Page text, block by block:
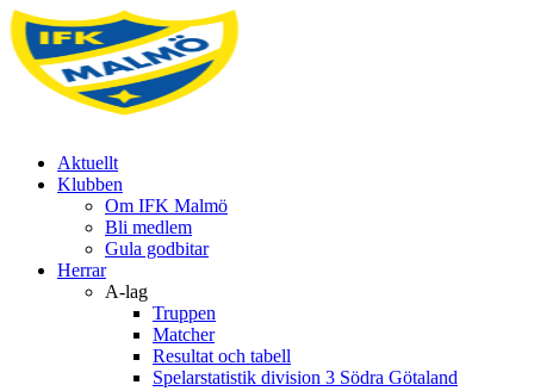
Aktuellt
Klubben
Om IFK Malmö
Bli medlem
Gula godbitar
Herrar
A-lag
Truppen
Matcher
Resultat och tabell
Spelarstatistik division 3 Södra Götaland